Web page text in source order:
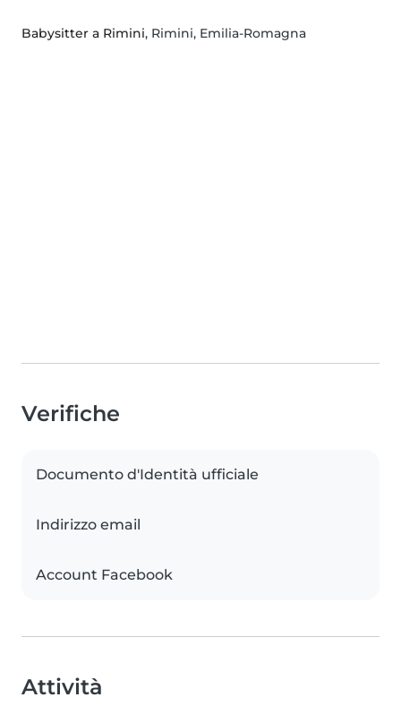
Babysitter a Rimini, Rimini, Emilia-Romagna
Verifiche
Documento d'Identità ufficiale
Indirizzo email
Account Facebook
Attività